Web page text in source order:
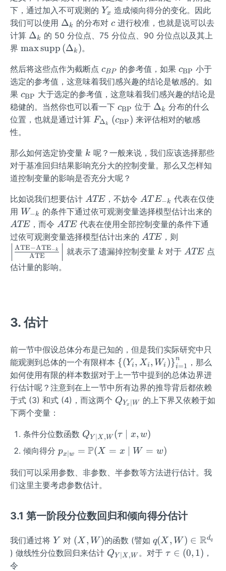
k}
下，通过加入不可观测的 Y
_
x
Yx 造成倾向得分的变化。因此
我们可以使用 \D
elta
_
{k}
Δk 的分布对 c
c 进行校准，也就是说可以去
计算 \D
elt
k
Δk
的 50 分位点、75 分位点、90 分位点以及其上
界 \m
\op
erat
orn
am
e{s
\lef
t
(\D
_
{k}
\rig
ht)
maxsupp (Δk )。
然后将这些点作为截断点 c_
{B
P}
cBP 的参考值，如果 c_
{\m
athr
m
{B
P}}
cBP 小于
选定的参考值，这意味着我们感兴趣的结论是敏感的。如
果 c_
{\m
athr
P}}
cBP 大于选定的参考值，这意味着我们感兴趣的结论是
稳健的。当然你也可以看一下 c_
{\m
{B
P}}
cBP 位于 \D
elt
Δk 分布的什么
位置，也就是通过计算 F_
{k}}
\left
(c_
athr
m{B
P}}
\rig
ht)
FΔk (cBP) 来评估相对的敏感
性。
那么如何选定协变量 k
k 呢？一般来说，我们应该选择那些
对于基准回归结果影响充分大的控制变量。那么又怎样知
道控制变量的影响是否充分大呢？
比如说我们想要估计 A
T
E
ATE ，不妨令 A
T
E
_
{-
k}
ATE−k 代表在仅使
用 W
_
{-
k}
W−k 的条件下通过依可观测变量选择模型估计出来的
ATE ，而令 A
T
E
ATE 代表在使用全部控制变量的条件下通
过依可观测变量选择模型估计出来的 A
T
ATE ，则
|\fra
m{A
TE}
_{-
k}}}
{\m
ht|
ATE
ATE−ATE−k 就表示了遗漏掉控制变量 k
k 对于 A
ATE 点
估计量的影响。
3. 估计
前一节中假设总体分布是已知的，但是我们实际研究中只
能观测到总体的一个有限样本 \lef
t\
{\l
eft
(Y_
X_
{i},
W_
{i}
\ri
igh
t\}
_{i
=
1}^
{(Yi , Xi , Wi )}i=1
n
，那么
如何使用有限的样本数据对于上一节中提到的总体边界进
行估计呢？注意到在上一节中所有边界的推导背后都依赖
于式 (3) 和式 (4)，而这两个 Q_
{x}
id
W}
QYx W
的上下界又依赖于如
下两个变量：
条件分位数函数 Q_
{Y
\m
id
X,
W}
au
id
x,
QY ∣ X ,W (τ x, w)
倾向得分 p_
\mi
d
=
\m
bb
{P}
px∣ w = P(X = x W = w)
我们可以采用参数、非参数、半参数等方法进行估计。我
们这里主要考虑参数估计。
3.1 第一阶段分位数回归和倾向得分估计
我们通过将 Y
Y 对 (X,
W)
(X , W )的函数 (譬如 q(X,
W)
q(X , W ) ∈ Rdq
) 做线性分位数回归来估计 Q_
QY X ,W 。对于 \t
τ ∈ (0, 1) ，
令